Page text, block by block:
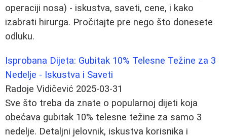
operaciji nosa) - iskustva, saveti, cene, i kako
izabrati hirurga. Pročitajte pre nego što donesete
odluku.
Isprobana Dijeta: Gubitak 10% Telesne Težine za 3
Nedelje - Iskustva i Saveti
Radoje Vidičević 2025-03-31
Sve što treba da znate o popularnoj dijeti koja
obećava gubitak 10% telesne težine za samo 3
nedelje. Detaljni jelovnik, iskustva korisnika i